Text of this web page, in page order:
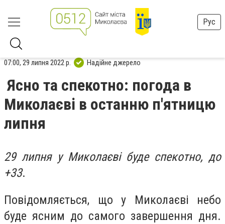
Рус
07:00, 29 липня 2022 р. Надійне джерело
Ясно та спекотно: погода в
Миколаєві в останню п'ятницю
липня
29 липня у Миколаєві буде спекотно, до
+33.
Повідомляється, що у Миколаєві небо
буде ясним до самого завершення дня.